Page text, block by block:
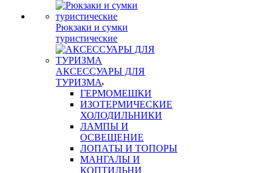
Рюкзаки и сумки
туристические
АКСЕССУАРЫ ДЛЯ
ТУРИЗМА
ГЕРМОМЕШКИ
ИЗОТЕРМИЧЕСКИЕ
ХОЛОДИЛЬНИКИ
ЛАМПЫ И
ОСВЕЩЕНИЕ
ЛОПАТЫ И ТОПОРЫ
МАНГАЛЫ И
КОПТИЛЬНИ